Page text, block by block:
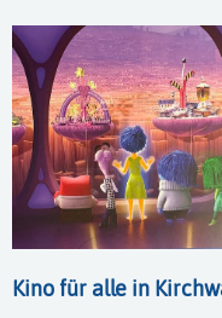
Kino für alle in